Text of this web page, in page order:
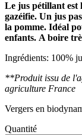
Le jus pétillant est
gazéifie. Un jus
la pomme. Idéal
enfants. A boire
Ingrédients: 100%
**Produit issu de
agriculture France
Vergers en
Quantité